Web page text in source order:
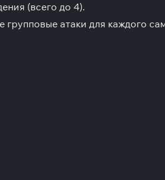
(всего до 4).
атаки для каждого